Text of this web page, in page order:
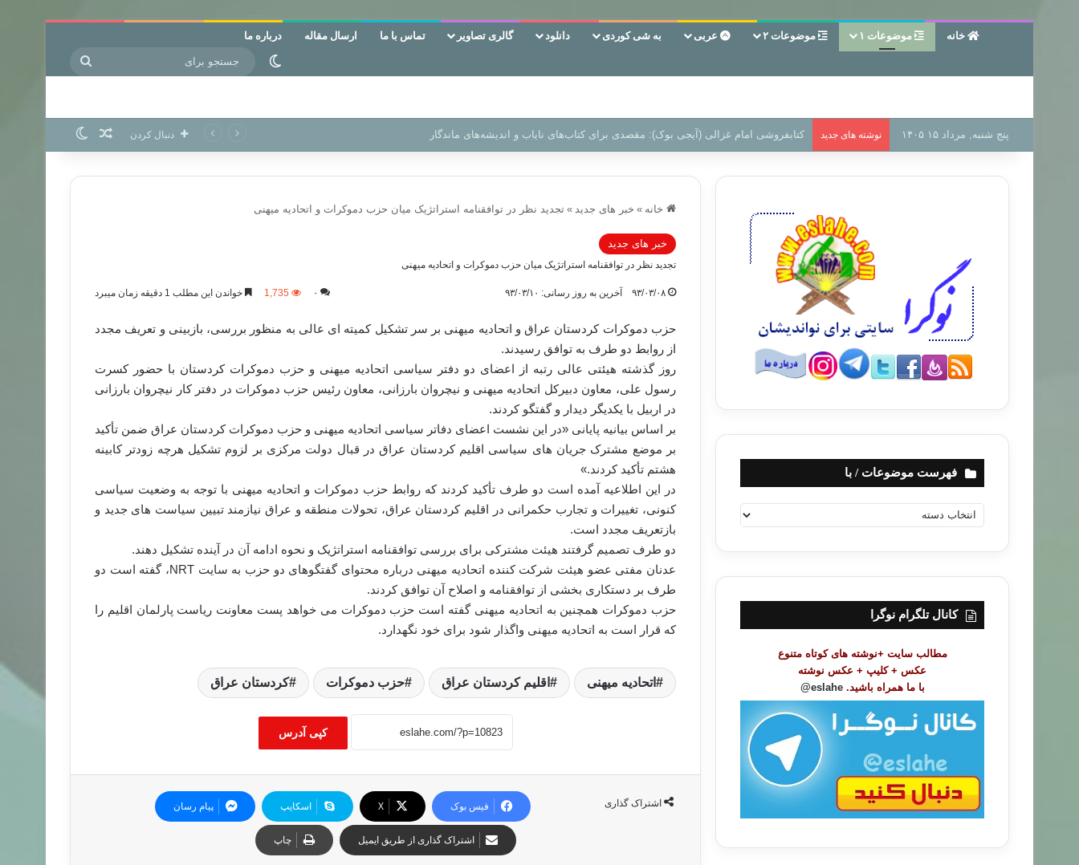
خانه موضوعات ۱ موضوعات ۲ عربی به شی کوردی دانلود گالری تصاویر تماس با ما ارسال مقاله درباره ما
تغییر پوسته
پنج شنبه, مرداد ۱۵ ۱۴۰۵ نوشته های جدید سر دفتر فساد در زمین‌، دوری وکناره‌گیری از راه خداست‌! دنبال کردن نوشته تصادفی
خانه » خبر های جدید » تجدید نظر در توافقنامه استراتژیک میان حزب دموکرات و اتحادیه میهنی
خبر های جدید
تجدید نظر در توافقنامه استراتژیک میان حزب دموکرات و اتحادیه میهنی
۹۳/۰۳/۰۸ آخرین به روز رسانی: ۹۳/۰۳/۱۰ ۰ 1,735 خواندن این مطلب 1 دقیقه زمان میبرد
حزب دموکرات کردستان عراق و اتحادیه میهنی بر سر تشکیل کمیته ای عالی به منظور بررسی، بازبینی و تعریف مجدد
از روابط دو طرف به توافق رسیدند.
روز گذشته هیئتی عالی رتبه از اعضای دو دفتر سیاسی اتحادیه میهنی و حزب دموکرات کردستان با حضور کسرت
رسول علی، معاون دبیرکل اتحادیه میهنی و نیچروان بارزانی، معاون رئیس حزب دموکرات در دفتر کار نیچروان بارزانی
در اربیل با یکدیگر دیدار و گفتگو کردند.
بر اساس بیانیه پایانی «در این نشست اعضای دفاتر سیاسی اتحادیه میهنی و حزب دموکرات کردستان عراق ضمن تأکید
بر موضع مشترک جریان های سیاسی اقلیم کردستان عراق در قبال دولت مرکزی بر لزوم تشکیل هرچه زودتر کابینه
هشتم تأکید کردند.»
در این اطلاعیه آمده است دو طرف تأکید کردند که روابط حزب دموکرات و اتحادیه میهنی با توجه به وضعیت سیاسی
کنونی، تغییرات و تجارب حکمرانی در اقلیم کردستان عراق، تحولات منطقه و عراق نیازمند تبیین سیاست های جدید و
بازتعریف مجدد است.
دو طرف تصمیم گرفتند هیئت مشترکی برای بررسی توافقنامه استراتژیک و نحوه ادامه آن در آینده تشکیل دهند.
عدنان مفتی عضو هیئت شرکت کننده اتحادیه میهنی درباره محتوای گفتگوهای دو حزب به سایت NRT، گفته است دو
طرف بر دستکاری بخشی از توافقنامه و اصلاح آن توافق کردند.
حزب دموکرات همچنین به اتحادیه میهنی گفته است حزب دموکرات می خواهد پست معاونت ریاست پارلمان اقلیم را
که قرار است به اتحادیه میهنی واگذار شود برای خود نگهدارد.
اتحادیه میهنی اقلیم کردستان عراق حزب دموکرات کردستان عراق
کپی آدرس
اشتراک گذاری فیس بوک X اسکایپ پیام رسان
اشتراک گذاری از طریق ایمیل چاپ
فهرست موضوعات / با
ه
ت
ض
کانال تلگرام نوگرا
مطالب سایت +نوشته های کوتاه متنوع
عکس + کلیپ + عکس نوشته
با ما همراه باشید. eslahe@